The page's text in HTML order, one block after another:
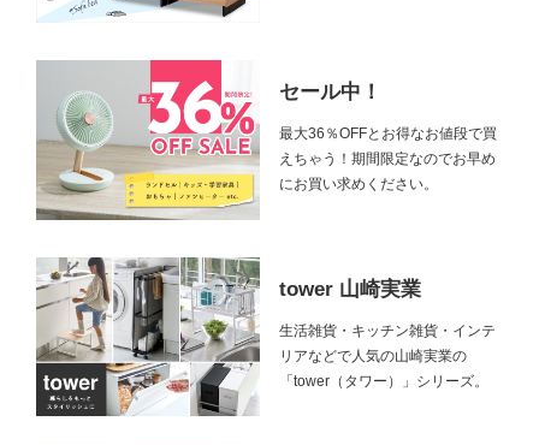
セール中！
最大36％OFFとお得なお値段で買
えちゃう！期間限定なのでお早め
にお買い求めください。
tower 山崎実業
生活雑貨・キッチン雑貨・インテ
リアなどで人気の山崎実業の
「tower（タワー）」シリーズ。